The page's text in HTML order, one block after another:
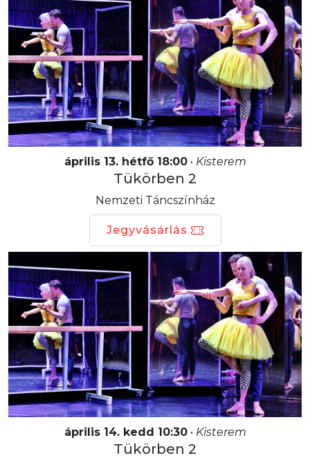
április 13. hétfő 18:00• Kisterem
Tükörben 2
Nemzeti Táncszínház
Jegyvásárlás
április 14. kedd 10:30• Kisterem
Tükörben 2